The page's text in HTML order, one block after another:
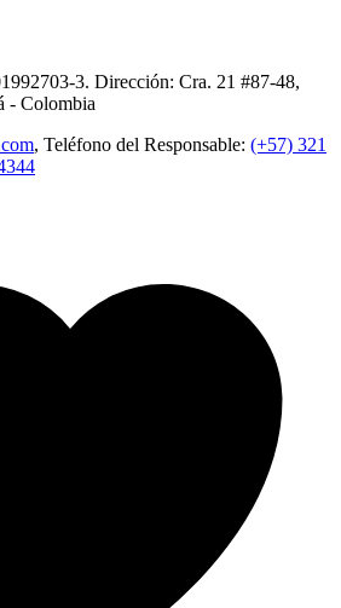
3. Dirección: Cra. 21 #87-48,
- Colombia
, Teléfono del Responsable: (+57) 321